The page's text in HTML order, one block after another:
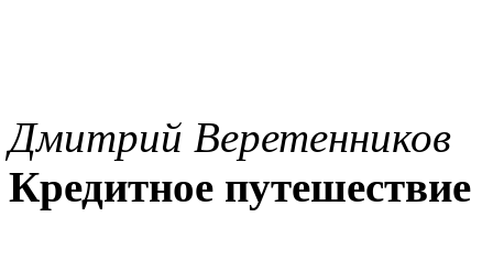
Дмитрий Веретенников
Кредитное путешествие